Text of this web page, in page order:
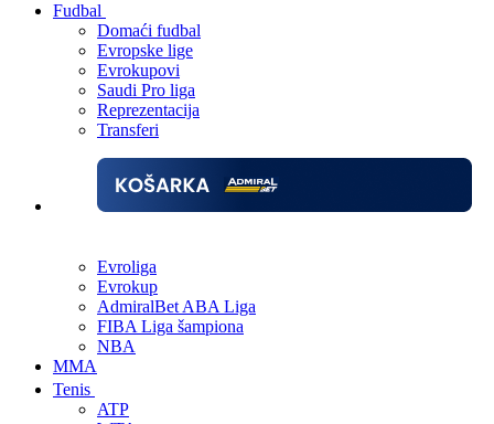
Fudbal
Domaći fudbal
Evropske lige
Evrokupovi
Saudi Pro liga
Reprezentacija
Transferi
Evroliga
Evrokup
AdmiralBet ABA Liga
FIBA Liga šampiona
NBA
MMA
Tenis
ATP